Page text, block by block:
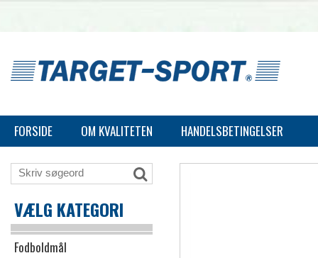
FORSIDE OM KVALITETEN HANDELSBETINGELSER
VÆLG KATEGORI
Fodboldmål